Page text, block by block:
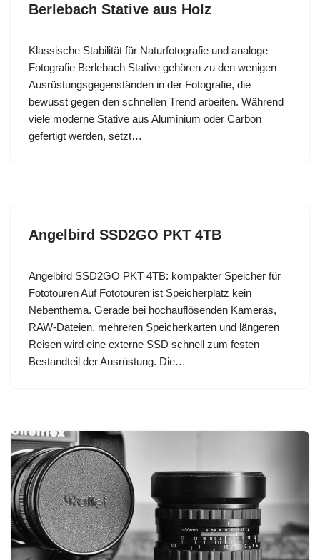
Berlebach Stative aus Holz
Klassische Stabilität für Naturfotografie und analoge
Fotografie Berlebach Stative gehören zu den wenigen
Ausrüstungsgegenständen in der Fotografie, die
bewusst gegen den schnellen Trend arbeiten. Während
viele moderne Stative aus Aluminium oder Carbon
gefertigt werden, setzt…
Angelbird SSD2GO PKT 4TB
Angelbird SSD2GO PKT 4TB: kompakter Speicher für
Fototouren Auf Fototouren ist Speicherplatz kein
Nebenthema. Gerade bei hochauflösenden Kameras,
RAW-Dateien, mehreren Speicherkarten und längeren
Reisen wird eine externe SSD schnell zum festen
Bestandteil der Ausrüstung. Die…